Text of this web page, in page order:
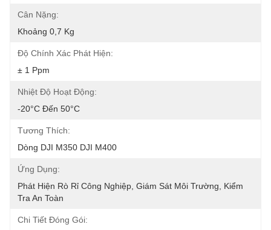
Cân Nặng:
Khoảng 0,7 Kg
Độ Chính Xác Phát Hiện:
± 1 Ppm
Nhiệt Độ Hoạt Động:
-20°C Đến 50°C
Tương Thích:
Dòng DJI M350 DJI M400
Ứng Dụng:
Phát Hiện Rò Rỉ Công Nghiệp, Giám Sát Môi Trường, Kiểm
Tra An Toàn
Chi Tiết Đóng Gói: